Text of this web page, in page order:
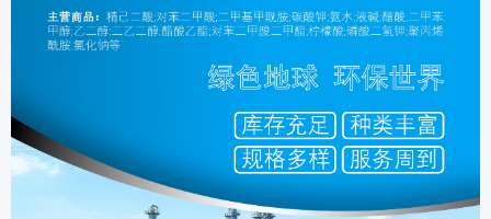
生产日期
日常生
源、电